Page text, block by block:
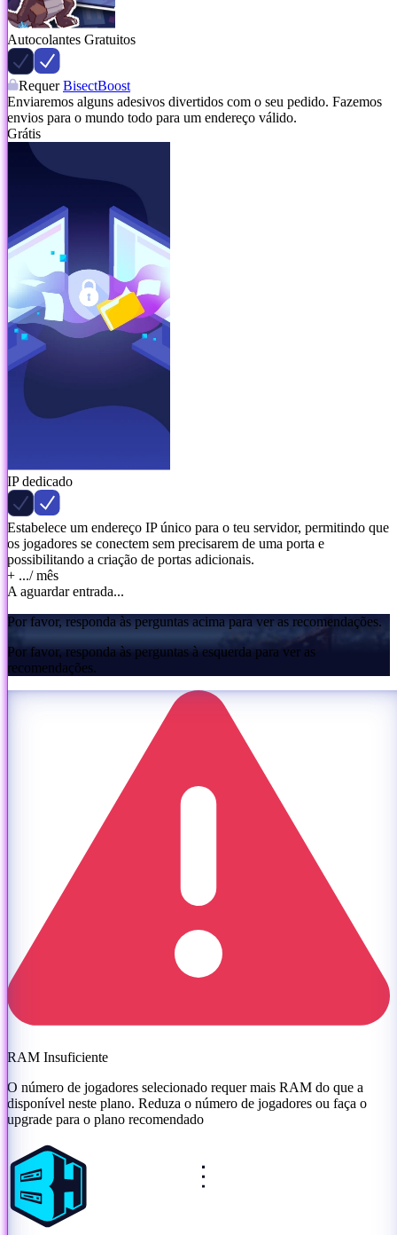
Autocolantes Gratuitos
RequerBisectBoost
Enviaremos alguns adesivos divertidos com o seu pedido. Fazemos
envios para o mundo todo para um endereço válido.
Grátis
IP dedicado
Estabelece um endereço IP único para o teu servidor, permitindo que
os jogadores se conectem sem precisarem de uma porta e
possibilitando a criação de portas adicionais.
+ .../ mês
A aguardar entrada...
Por favor, responda às perguntas acima para ver as recomendações.
Por favor, responda às perguntas à esquerda para ver as
recomendações.
RAM Insuficiente
O número de jogadores selecionado requer mais RAM do que a
disponível neste plano. Reduza o número de jogadores ou faça o
upgrade para o plano recomendado